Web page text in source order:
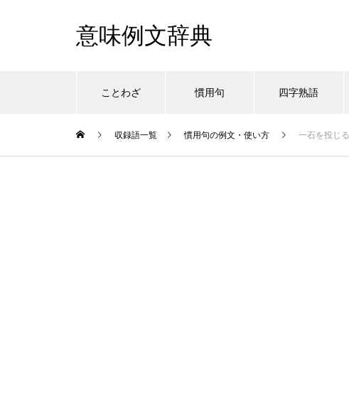
意味例文辞典
ことわざ 慣用句 四字熟語
収録語一覧 慣用句の例文・使い方 一石を投じ